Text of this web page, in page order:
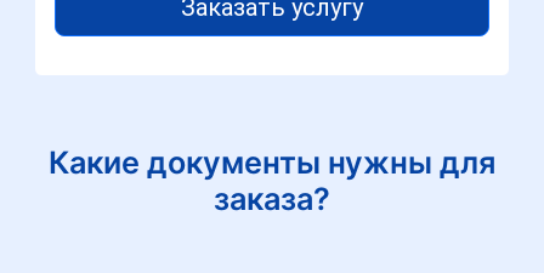
Заказать услугу
Какие документы нужны для
заказа?